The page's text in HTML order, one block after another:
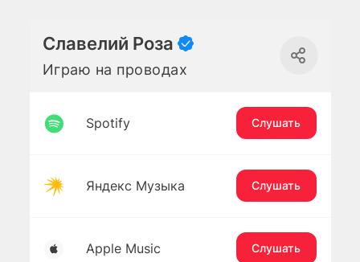
Славелий Роза
Играю на проводах
Spotify Слушать
Яндекс Музыка Слушать
Apple Music Слушать